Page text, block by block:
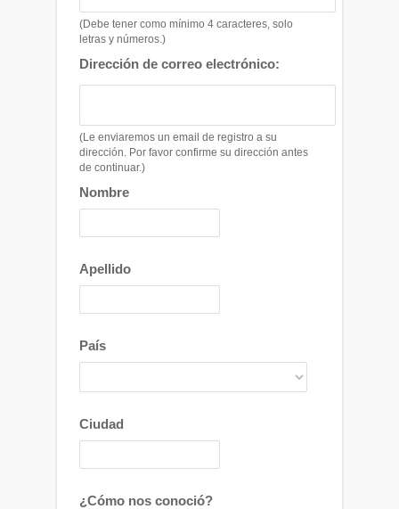
(Debe tener como mínimo 4 caracteres, solo
letras y números.)
Dirección de correo electrónico:
(Le enviaremos un email de registro a su
dirección. Por favor confirme su dirección antes
de continuar.)
Nombre
Apellido
País
Ciudad
¿Cómo nos conoció?